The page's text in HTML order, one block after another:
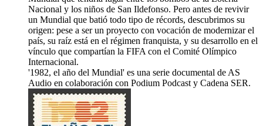
Nacional y los niños de San Ildefonso. Pero antes de revivir
un Mundial que batió todo tipo de récords, descubrimos su
origen: pese a ser un proyecto con vocación de modernizar el
país, su raíz está en el régimen franquista, y su desarrollo en el
vínculo que compartían la FIFA con el Comité Olímpico
Internacional.
'1982, el año del Mundial' es una serie documental de AS
Audio en colaboración con Podium Podcast y Cadena SER.